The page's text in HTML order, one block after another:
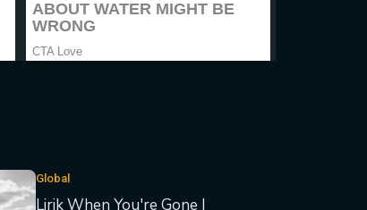
Global
Lirik When You're Gone |